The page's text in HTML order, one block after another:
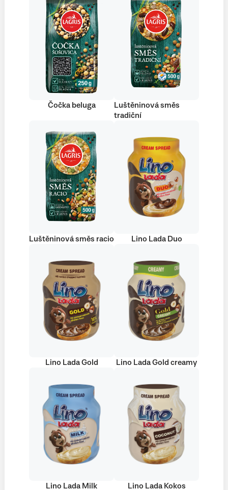
Čočka beluga
Luštěninová směs
tradiční
Luštěninová směs racio Lino Lada Duo
Lino Lada Gold Lino Lada Gold creamy
Lino Lada Milk Lino Lada Kokos